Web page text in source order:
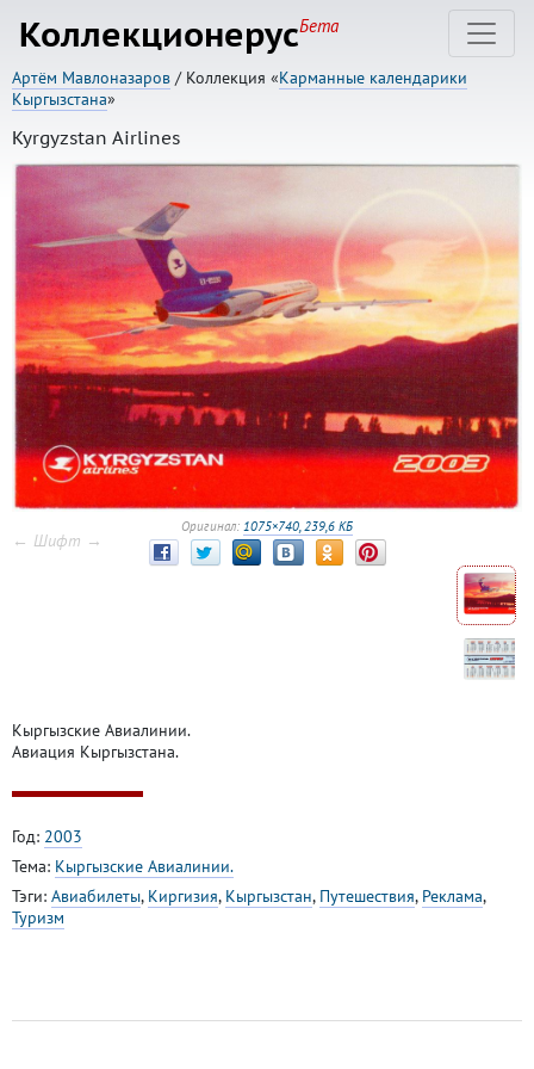
КоллекционерусБета
Артём Мавлоназаров / Коллекция «Карманные календарики
Кыргызстана»
Kyrgyzstan Airlines
Оригинал: 1075×740, 239,6 КБ
← Шифт →
Кыргызские Авиалинии.
Авиация Кыргызстана.
Год: 2003
Тема: Кыргызские Авиалинии.
Тэги: Авиабилеты, Киргизия, Кыргызстан, Путешествия, Реклама,
Туризм